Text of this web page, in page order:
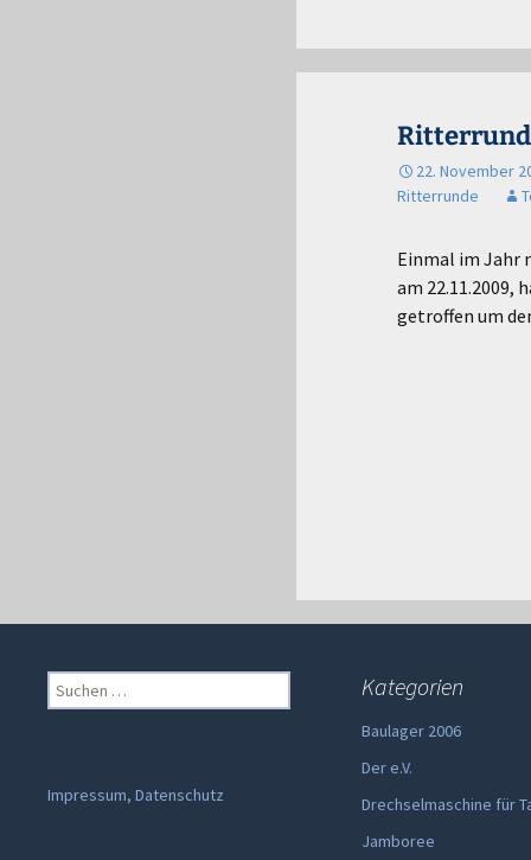
22. November
Ritterrunde
Einmal im Jahr
am 22.11.2009,
getroffen um
Suchen
nach:
Kategorien
Baulager 2006
Der e.V.
Drechselmaschine für
Jamboree
Impressum, Datenschutz